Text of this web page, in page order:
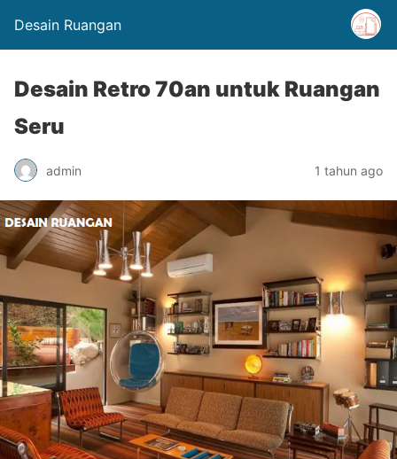
Desain Ruangan
Desain Retro 70an untuk Ruangan
Seru
admin 1 tahun ago